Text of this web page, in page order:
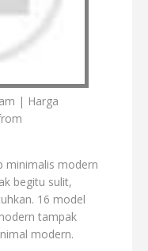
| Harga
minimalis modern
begitu sulit,
16 model
tampak
modern.